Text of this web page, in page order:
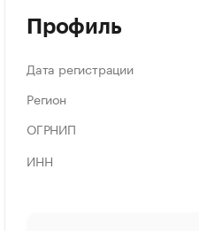
Профиль
Дата регистрации
Регион
ОГРНИП
ИНН